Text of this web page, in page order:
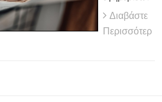
Διαβάστε
Περισσότερ